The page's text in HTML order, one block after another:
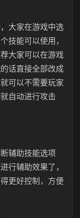
大家在游戏中选
技能可以使用，
大家可以在游戏
话直接全部改成
可以不需要玩家
自动进行攻击
辅助技能选项
行辅助效果了，
更好控制，方便